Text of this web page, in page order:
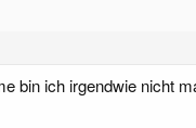
bin ich irgendwie nicht